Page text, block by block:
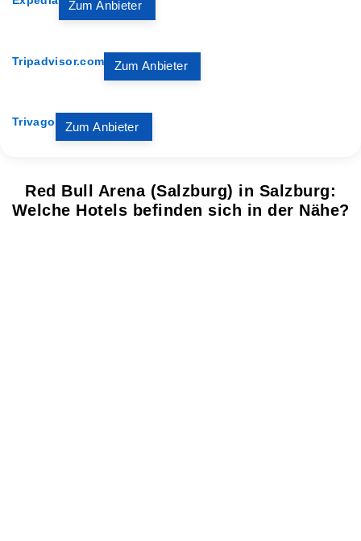
Zum Anbieter
Tripadvisor.com Zum Anbieter
Trivago Zum Anbieter
Red Bull Arena (Salzburg) in Salzburg:
Welche Hotels befinden sich in der Nähe?